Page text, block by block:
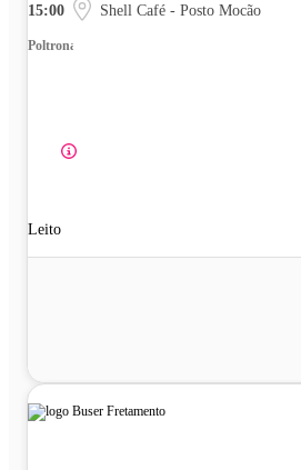
15:00 Shell Café - Posto Mocão
Poltrona
Leito